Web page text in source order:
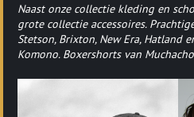
Naast onze collectie kleding en
grote collectie accessoires.
Stetson, Brixton, New Era, Hatland
Komono. Boxershorts van